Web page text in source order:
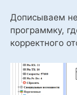
Дописываем
программку,
корректного